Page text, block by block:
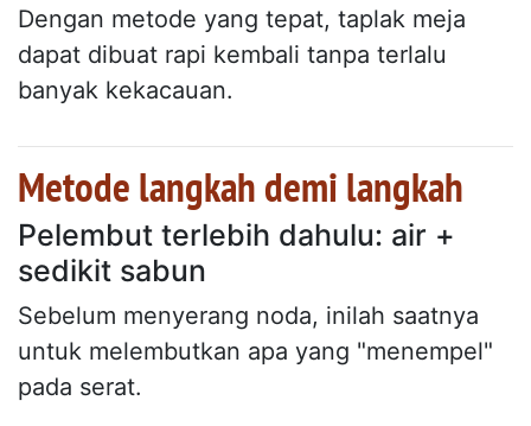
Dengan metode yang tepat, taplak meja
dapat dibuat rapi kembali tanpa terlalu
banyak kekacauan.
Metode langkah demi langkah
Pelembut terlebih dahulu: air +
sedikit sabun
Sebelum menyerang noda, inilah saatnya
untuk melembutkan apa yang "menempel"
pada serat.